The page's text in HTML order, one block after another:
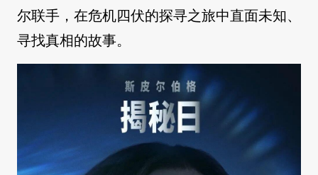
尔联手，在危机四伏的探寻之旅中直面未知、
寻找真相的故事。